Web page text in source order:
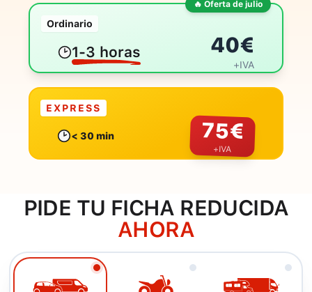
🔥 Oferta de julio
Ordinario
1-3 horas 40€
+IVA
EXPRESS
< 30 min 75€
+IVA
PIDE TU FICHA REDUCIDA
AHORA